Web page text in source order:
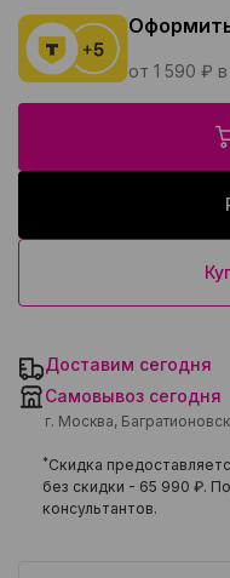
от 1 590 ₽
Доставим сегодня
Самовывоз сегодня
г. Москва,
*Скидка
без скидки - 65 990 ₽.
консультантов.